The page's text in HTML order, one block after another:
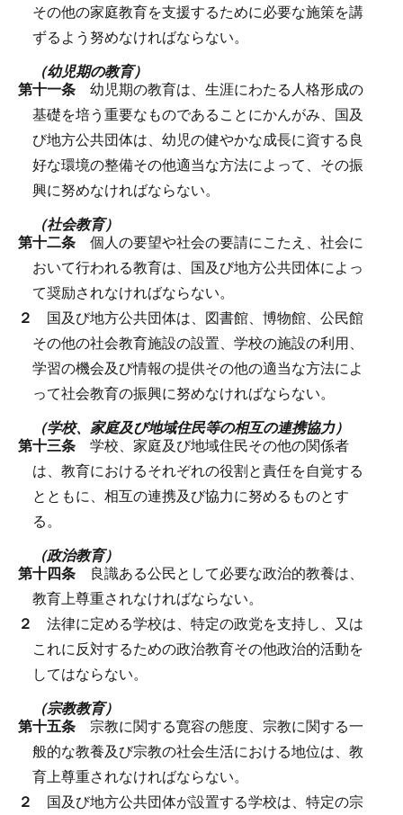
その他の家庭教育を支援するために必要な施策を講
ずるよう努めなければならない。
（幼児期の教育）
第十一条 幼児期の教育は、生涯にわたる人格形成の
基礎を培う重要なものであることにかんがみ、国及
び地方公共団体は、幼児の健やかな成長に資する良
好な環境の整備その他適当な方法によって、その振
興に努めなければならない。
（社会教育）
第十二条 個人の要望や社会の要請にこたえ、社会に
おいて行われる教育は、国及び地方公共団体によっ
て奨励されなければならない。
２ 国及び地方公共団体は、図書館、博物館、公民館
その他の社会教育施設の設置、学校の施設の利用、
学習の機会及び情報の提供その他の適当な方法によ
って社会教育の振興に努めなければならない。
（学校、家庭及び地域住民等の相互の連携協力）
第十三条 学校、家庭及び地域住民その他の関係者
は、教育におけるそれぞれの役割と責任を自覚する
とともに、相互の連携及び協力に努めるものとす
る。
（政治教育）
第十四条 良識ある公民として必要な政治的教養は、
教育上尊重されなければならない。
２ 法律に定める学校は、特定の政党を支持し、又は
これに反対するための政治教育その他政治的活動を
してはならない。
（宗教教育）
第十五条 宗教に関する寛容の態度、宗教に関する一
般的な教養及び宗教の社会生活における地位は、教
育上尊重されなければならない。
２ 国及び地方公共団体が設置する学校は、特定の宗